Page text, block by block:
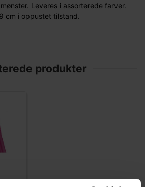
Leveres i assorterede farver.
cm i oppustet tilstand.
produkter